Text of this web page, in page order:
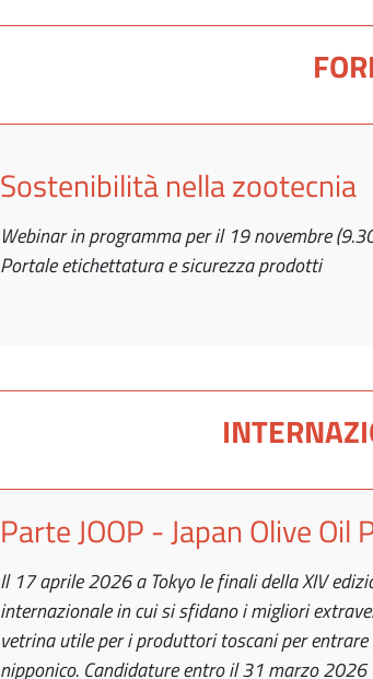
Sostenibilità nella zootecnia
Webinar in programma per il 19 novembre
Portale etichettatura e sicurezza prodotti
Parte JOOP - Japan Olive Oil
Il 17 aprile 2026 a Tokyo le finali della XIV
internazionale in cui si sfidano i migliori
vetrina utile per i produttori toscani per
nipponico. Candidature entro il 31 marzo 2026